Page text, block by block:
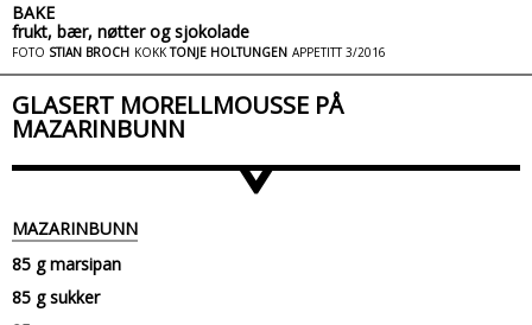
BAKE
frukt, bær, nøtter og sjokolade
FOTO STIAN BROCH KOKKTONJE HOLTUNGEN APPETITT 3/2016
GLASERT MORELLMOUSSE PÅ
MAZARINBUNN
>
MAZARINBUNN
85 g marsipan
85 g sukker